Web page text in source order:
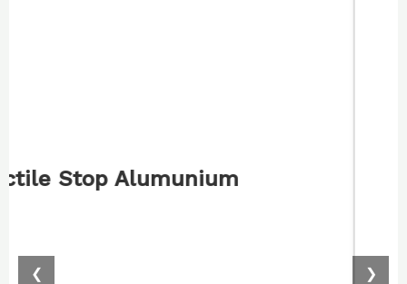
❮ ❯
Guiding Block Difabel Trotoar
Granit/Ubin Batu